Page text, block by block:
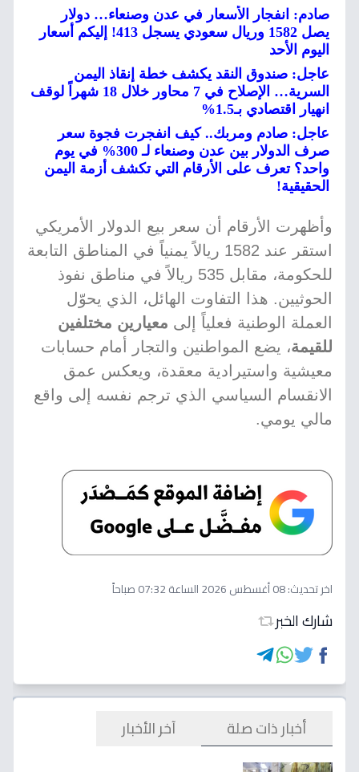
صادم: انفجار الأسعار في عدن وصنعاء… دولار
يصل 1582 وريال سعودي يسجل 413! إليكم أسعار
اليوم الأحد
عاجل: صندوق النقد يكشف خطة إنقاذ اليمن
السرية… الإصلاح في 7 محاور خلال 18 شهراً لوقف
انهيار اقتصادي بـ1.5%
عاجل: صادم ومربك.. كيف انفجرت فجوة سعر
صرف الدولار بين عدن وصنعاء لـ 300% في يوم
واحد؟ تعرف على الأرقام التي تكشف أزمة اليمن
الحقيقية!
وأظهرت الأرقام أن سعر بيع الدولار الأمريكي
استقر عند 1582 ريالاً يمنياً في المناطق التابعة
للحكومة، مقابل 535 ريالاً في مناطق نفوذ
الحوثيين. هذا التفاوت الهائل، الذي يحوّل
العملة الوطنية فعلياً إلى معيارين مختلفين
للقيمة، يضع المواطنين والتجار أمام حسابات
معيشية واستيرادية معقدة، ويعكس عمق
الانقسام السياسي الذي ترجم نفسه إلى واقع
مالي يومي.
اخر تحديث:08 أغسطس 2026 الساعة 07:32 صباحاً
شارك الخبر
أخبار ذات صلة آخر الأخبار